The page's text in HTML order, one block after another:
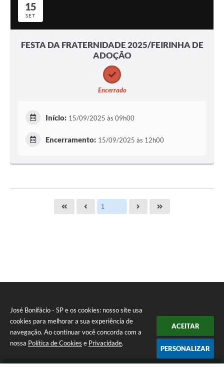
José Bonifácio - SP e os cookies: nosso site usa
cookies para melhorar a sua experiência de
navegação. Ao continuar você concorda com a
nossa Política de Cookies e Privacidade.
ACEITAR
PERSONALIZAR
15
SET
FESTA DA FRATERNIDADE 2025/FEIRINHA DE
ADOÇÃO
Encerrado
Início: 15/09/2025 às 09h00
Encerramento: 15/09/2025 às 12h00